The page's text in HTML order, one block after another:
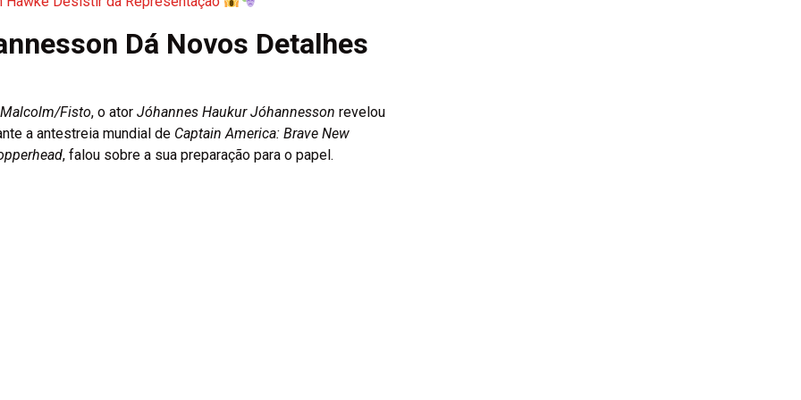
Dá Novos Detalhes
Malcolm/Fisto, o ator Jóhannes Haukur Jóhannesson revelou
a antestreia mundial de Captain America: Brave New
, falou sobre a sua preparação para o papel.